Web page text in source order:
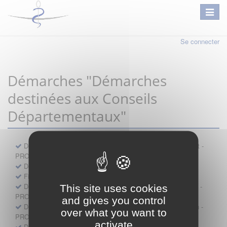
This site uses cookies
and gives you control
over what you want to
activate
Se connecter
Démarches "Démarches
destinées aux Conseils
Départementaux"
Déclaration préalable d'ouverture d'un lieu d'exercice distinct -
PROFESSIONNEL
Demande d'exemption de garde - PROFESSIONNEL
Fiche de signalement d'agression
Demande d’autorisation de se faire assister par un médecin -
PROFESSIONNEL
Demande d'autorisation de tenue de cabinet par un médecin -
PROFESSIONNEL